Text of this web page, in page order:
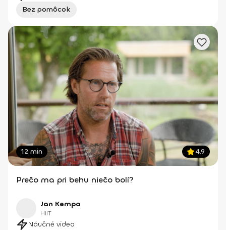
Bez pomôcok
12 min 4.9
Prečo ma pri behu niečo bolí?
Jan Kempa
HIIT
Náučné video